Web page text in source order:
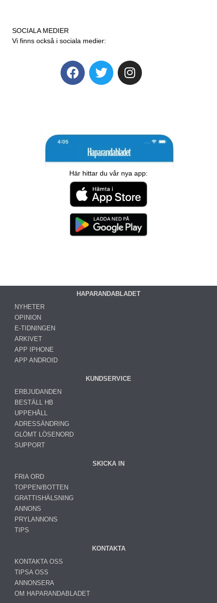
SOCIALA MEDIER
Vi finns också i sociala medier:
Här hittar du vår nya app:
HAPARANDABLADET
NYHETER
OPINION
E-TIDNINGEN
ARKIVET
APP IPHONE
APP ANDROID
KUNDSERVICE
ERBJUDANDEN
BESTÄLL HB
UPPEHÅLL
ADRESSÄNDRING
GLÖMT LÖSENORD
SUPPORT
SKICKA IN
FRIA ORD
TOPPEN/BOTTEN
GRATTISHÄLSNING
ANNONS
PRYLANNONS
TIPS
KONTAKTA
KONTAKTA OSS
TIPSA OSS
ANNONSERA
OM HAPARANDABLADET